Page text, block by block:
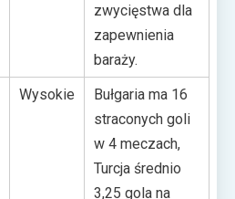
zwycięstwa dla
zapewnienia
baraży.
Wysokie
Bułgaria ma 16
straconych goli
w 4 meczach,
Turcja średnio
3,25 gola na